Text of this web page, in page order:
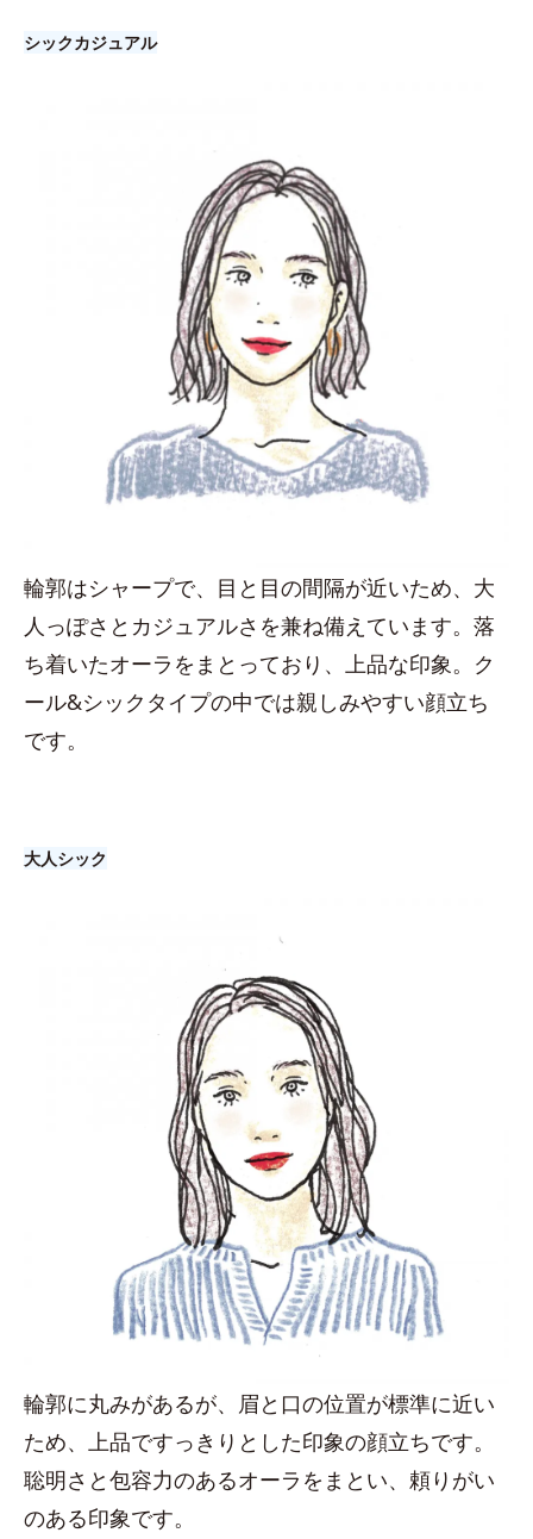
シックカジュアル
輪郭はシャープで、目と目の間隔が近いため、大
人っぽさとカジュアルさを兼ね備えています。落
ち着いたオーラをまとっており、上品な印象。ク
ール&シックタイプの中では親しみやすい顔立ち
です。
大人シック
輪郭に丸みがあるが、眉と口の位置が標準に近い
ため、上品ですっきりとした印象の顔立ちです。
聡明さと包容力のあるオーラをまとい、頼りがい
のある印象です。